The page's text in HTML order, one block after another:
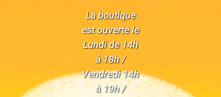
La boutique
est ouverte le
Lundi de 14h
à 18h /
Vendredi 14h
à 19h /